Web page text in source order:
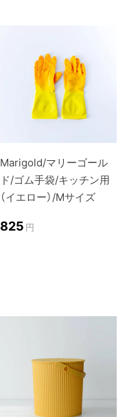
Marigold/マリーゴール
ド/ゴム手袋/キッチン用
（イエロー）/Mサイズ
825 円